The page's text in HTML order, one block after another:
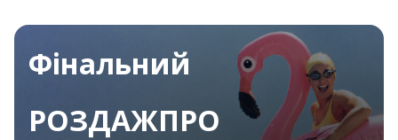
Фінальний
РОЗДАЖПРО